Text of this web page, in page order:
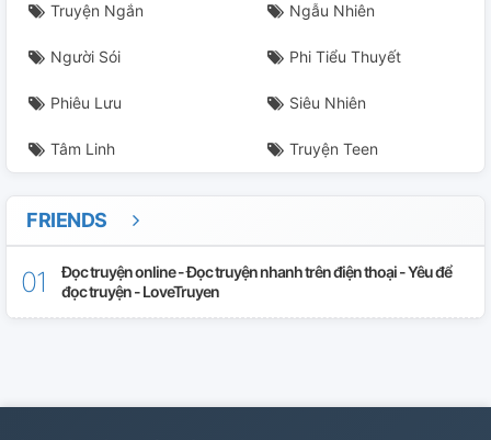
Truyện Ngắn Ngẫu Nhiên
Người Sói Phi Tiểu Thuyết
Phiêu Lưu Siêu Nhiên
Tâm Linh Truyện Teen
FRIENDS
Đọc truyện online - Đọc truyện nhanh trên điện thoại - Yêu để
đọc truyện - LoveTruyen